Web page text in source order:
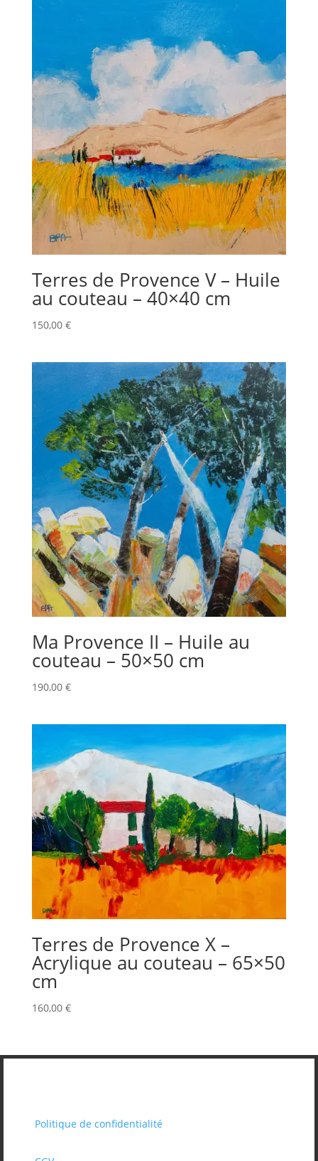
Terres de Provence V – Huile
au couteau – 40×40 cm
150,00 €
Ma Provence II – Huile au
couteau – 50×50 cm
190,00 €
Terres de Provence X –
Acrylique au couteau – 65×50
cm
160,00 €
Politique de confidentialité